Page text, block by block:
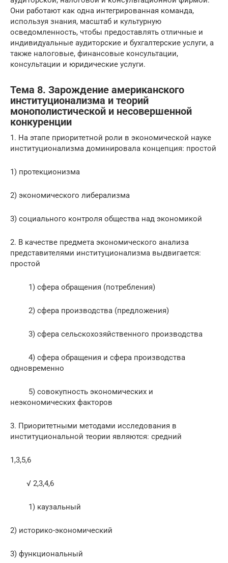
Они работают как одна интегрированная команда,
используя знания, масштаб и культурную
осведомленность, чтобы предоставлять отличные и
индивидуальные аудиторские и бухгалтерские услуги, а
также налоговые, финансовые консультации,
консультации и юридические услуги.
Тема 8. Зарождение американского
институционализма и теорий
монополистической и несовершенной
конкуренции
1. На этапе приоритетной роли в экономической науке
институционализма доминировала концепция: простой
1) протекционизма
2) экономического либерализма
3) социального контроля общества над экономикой
2. В качестве предмета экономического анализа
представителями институционализма выдвигается:
простой
1) сфера обращения (потребления)
2) сфера производства (предложения)
3) сфера сельскохозяйственного производства
4) сфера обращения и сфера производства
одновременно
5) совокупность экономических и
неэкономических факторов
3. Приоритетными методами исследования в
институциональной теории являются: средний
1,3,5,6
√ 2,3,4,6
1) каузальный
2) историко-экономический
3) функциональный